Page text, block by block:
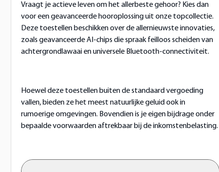
Vraagt je actieve leven om het allerbeste gehoor? Kies dan
voor een geavanceerde hooroplossing uit onze topcollectie.
Deze toestellen beschikken over de allernieuwste innovaties,
zoals geavanceerde AI-chips die spraak feilloos scheiden van
achtergrondlawaai en universele Bluetooth-connectiviteit.
Hoewel deze toestellen buiten de standaard vergoeding
vallen, bieden ze het meest natuurlijke geluid ook in
rumoerige omgevingen. Bovendien is je eigen bijdrage onder
bepaalde voorwaarden aftrekbaar bij de inkomstenbelasting.